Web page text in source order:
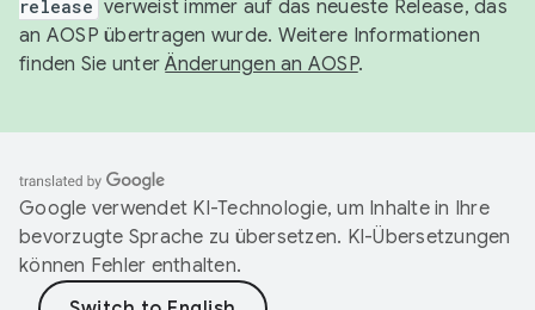
release verweist immer auf das neueste Release, das
an AOSP übertragen wurde. Weitere Informationen
finden Sie unterÄnderungen an AOSP.
Google verwendet KI-Technologie, um Inhalte in Ihre
bevorzugte Sprache zu übersetzen. KI-Übersetzungen
können Fehler enthalten.